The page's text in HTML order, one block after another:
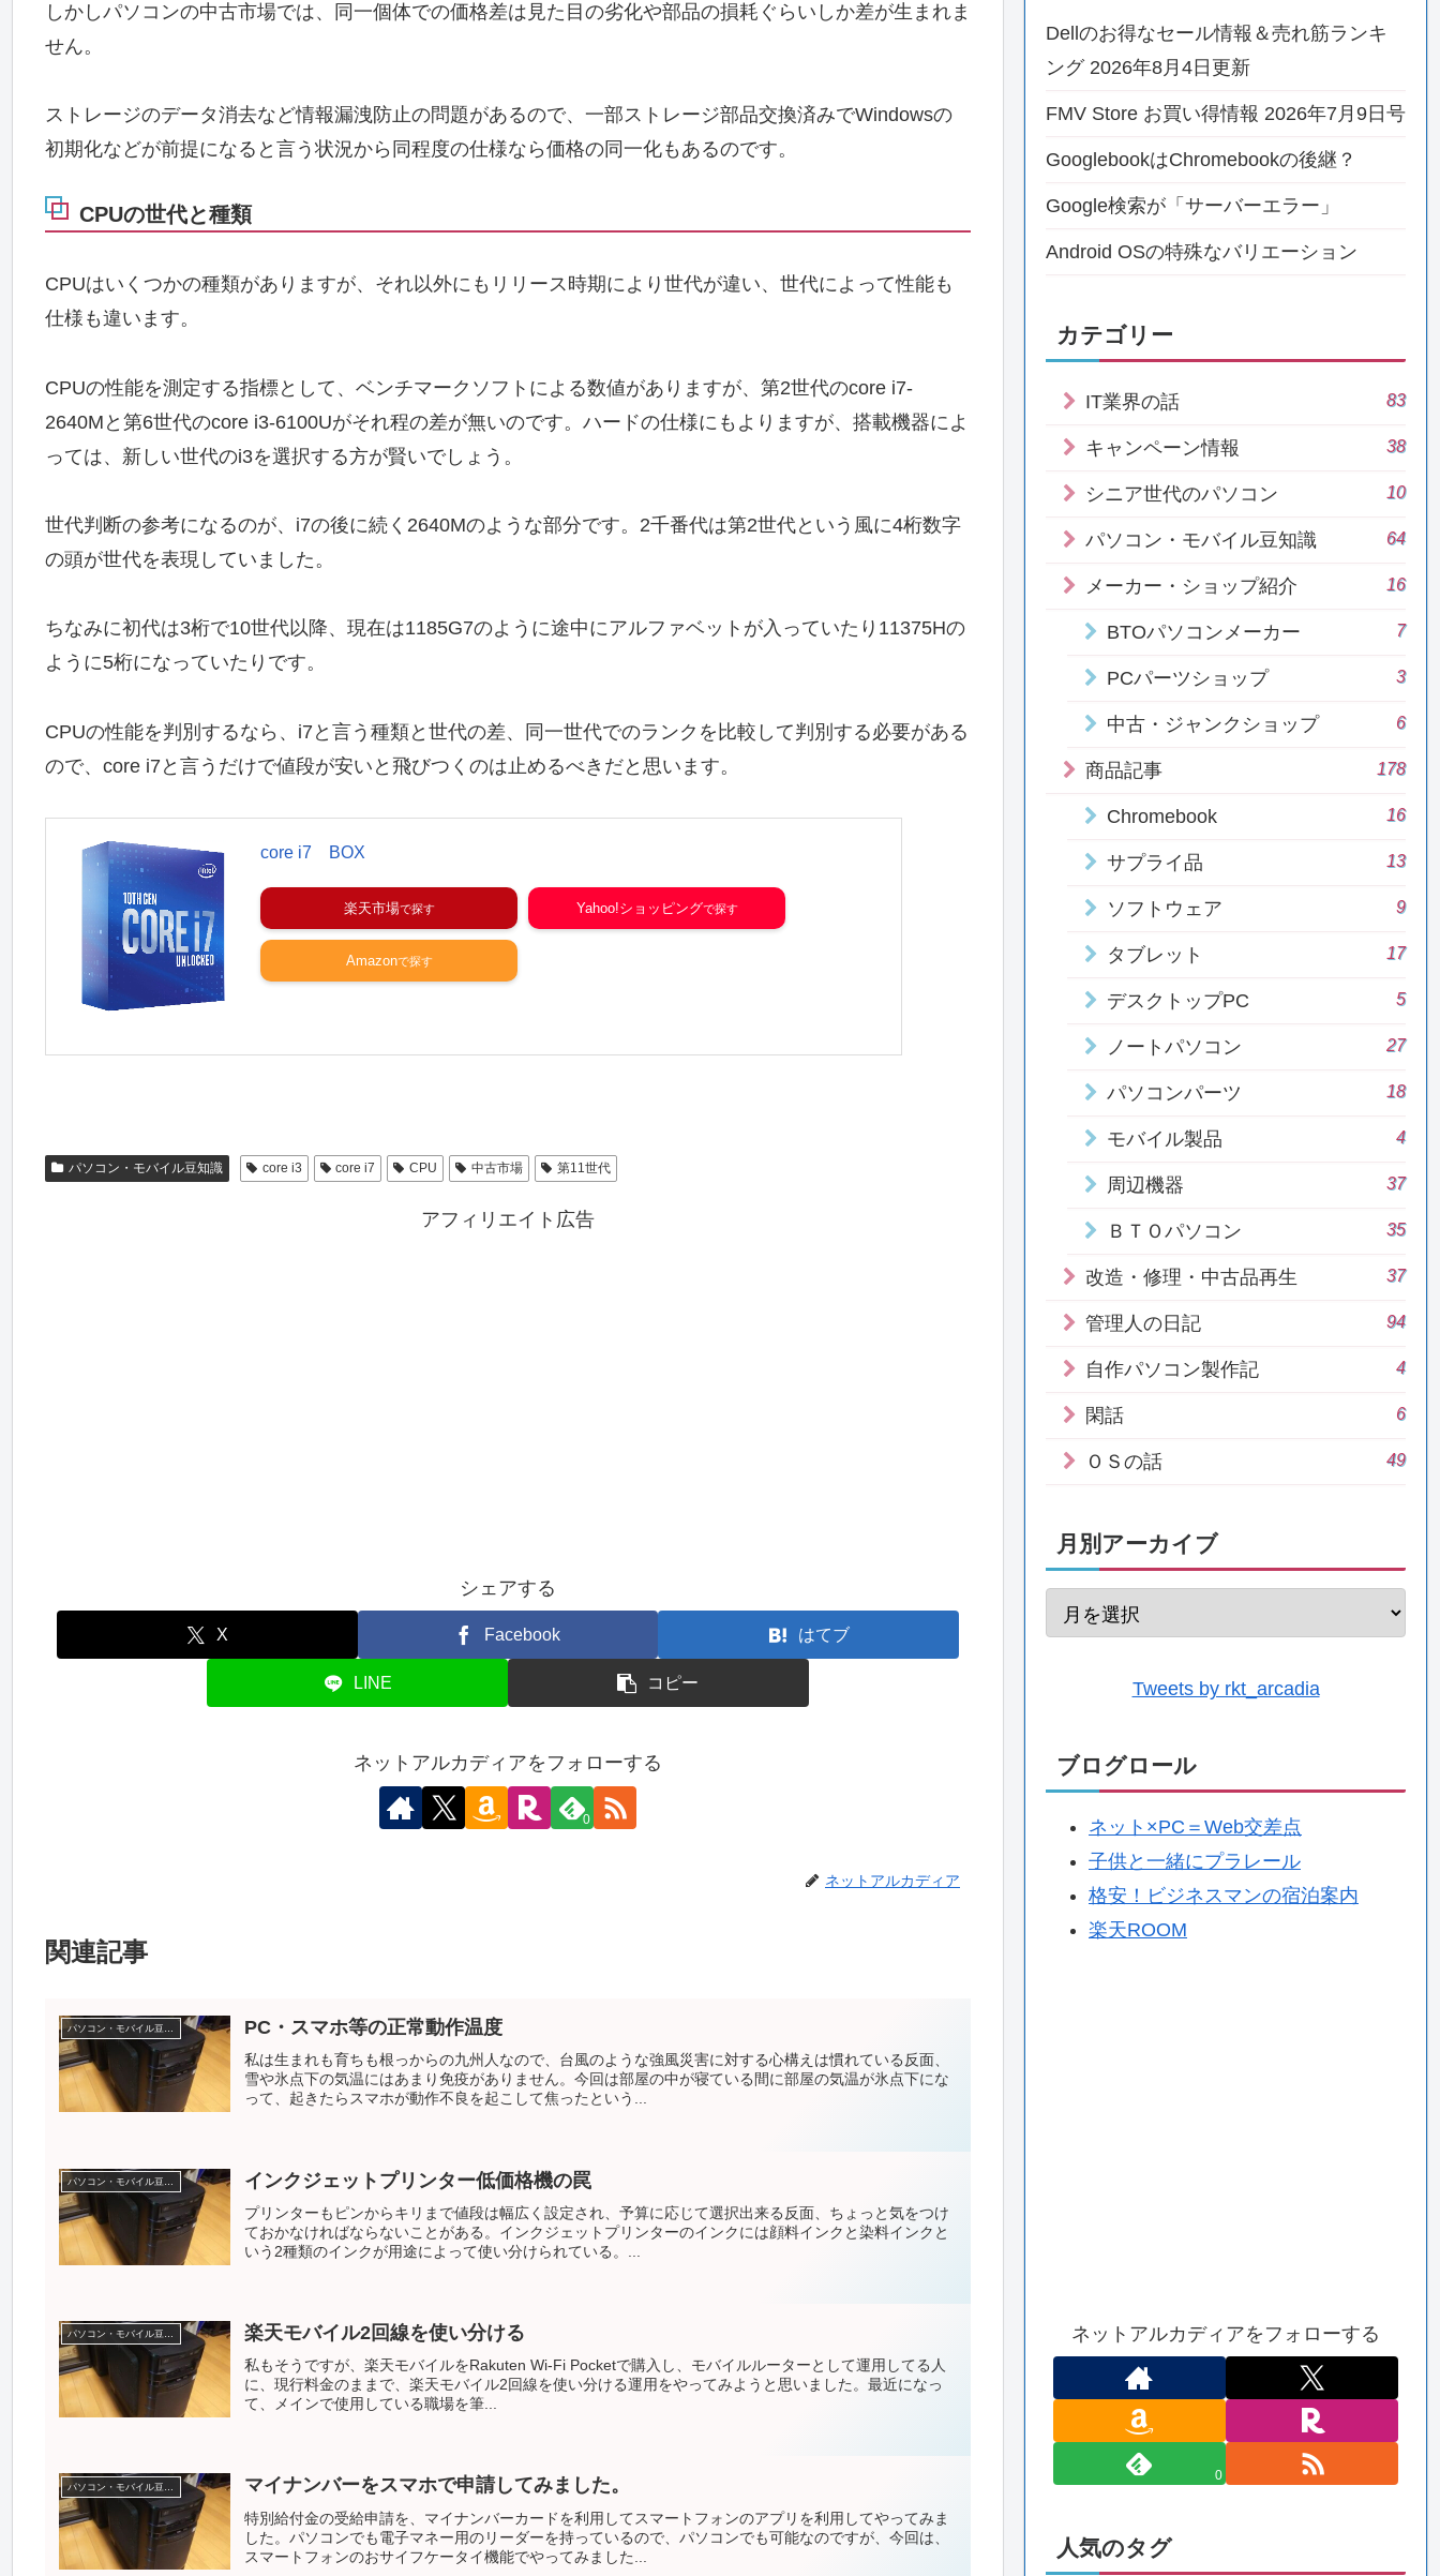
しかしパソコンの中古市場では、同一個体での価格差は見た目の劣化や部品の損耗ぐらいしか差が生まれま
せん。
ストレージのデータ消去など情報漏洩防止の問題があるので、一部ストレージ部品交換済みでWindowsの
初期化などが前提になると言う状況から同程度の仕様なら価格の同一化もあるのです。
CPUの世代と種類
CPUはいくつかの種類がありますが、それ以外にもリリース時期により世代が違い、世代によって性能も
仕様も違います。
CPUの性能を測定する指標として、ベンチマークソフトによる数値がありますが、第2世代のcore i7-
2640Mと第6世代のcore i3-6100Uがそれ程の差が無いのです。ハードの仕様にもよりますが、搭載機器によ
っては、新しい世代のi3を選択する方が賢いでしょう。
世代判断の参考になるのが、i7の後に続く2640Mのような部分です。2千番代は第2世代という風に4桁数字
の頭が世代を表現していました。
ちなみに初代は3桁で10世代以降、現在は1185G7のように途中にアルファベットが入っていたり11375Hの
ように5桁になっていたりです。
CPUの性能を判別するなら、i7と言う種類と世代の差、同一世代でのランクを比較して判別する必要がある
ので、core i7と言うだけで値段が安いと飛びつくのは止めるべきだと思います。
core i7 BOX
楽天市場 Yahoo!ショッピング
Amazon
パソコン・モバイル豆知識 core i3 core i7 CPU 中古市場 第11世代
アフィリエイト広告
シェアする
X Facebook はてブ
LINE コピー
ネットアルカディアをフォローする
0
ネットアルカディア
関連記事
パソコン・モバイル豆知識 PC・スマホ等の正常動作温度
私は生まれも育ちも根っからの九州人なので、台風のような強風災害に対する心構えは慣れている反面、
雪や氷点下の気温にはあまり免疫がありません。今回は部屋の中が寝ている間に部屋の気温が氷点下にな
って、起きたらスマホが動作不良を起こして焦ったという...
インクジェットプリンター低価格機の罠
プリンターもピンからキリまで値段は幅広く設定され、予算に応じて選択出来る反面、ちょっと気をつけ
ておかなければならないことがある。インクジェットプリンターのインクには顔料インクと染料インクと
いう2種類のインクが用途によって使い分けられている。...
パソコン・モバイル豆知識 楽天モバイル2回線を使い分ける
私もそうですが、楽天モバイルをRakuten Wi-Fi Pocketで購入し、モバイルルーターとして運用してる人
に、現行料金のままで、楽天モバイル2回線を使い分ける運用をやってみようと思いました。最近になっ
て、メインで使用している職場を筆...
マイナンバーをスマホで申請してみました。
特別給付金の受給申請を、マイナンバーカードを利用してスマートフォンのアプリを利用してやってみま
した。パソコンでも電子マネー用のリーダーを持っているので、パソコンでも可能なのですが、今回は、
スマートフォンのおサイフケータイ機能でやってみました...
Dellのお得なセール情報＆売れ筋ランキ
ング 2026年8月4日更新
FMV Store お買い得情報 2026年7月9日号
GooglebookはChromebookの後継？
Google検索が「サーバーエラー」
Android OSの特殊なバリエーション
カテゴリー
IT業界の話 83
キャンペーン情報 38
シニア世代のパソコン 10
パソコン・モバイル豆知識 64
メーカー・ショップ紹介 16
BTOパソコンメーカー 7
PCパーツショップ 3
中古・ジャンクショップ 6
商品記事 178
Chromebook 16
サプライ品 13
ソフトウェア 9
タブレット 17
デスクトップPC 5
ノートパソコン 27
パソコンパーツ 18
モバイル製品 4
周辺機器 37
ＢＴＯパソコン 35
改造・修理・中古品再生 37
管理人の日記 94
自作パソコン製作記 4
閑話 6
ＯＳの話 49
月別アーカイブ
Tweets by rkt_arcadia
ブログロール
ネット×PC＝Web交差点
子供と一緒にプラレール
格安！ビジネスマンの宿泊案内
楽天ROOM
ネットアルカディアをフォローする
0
人気のタグ